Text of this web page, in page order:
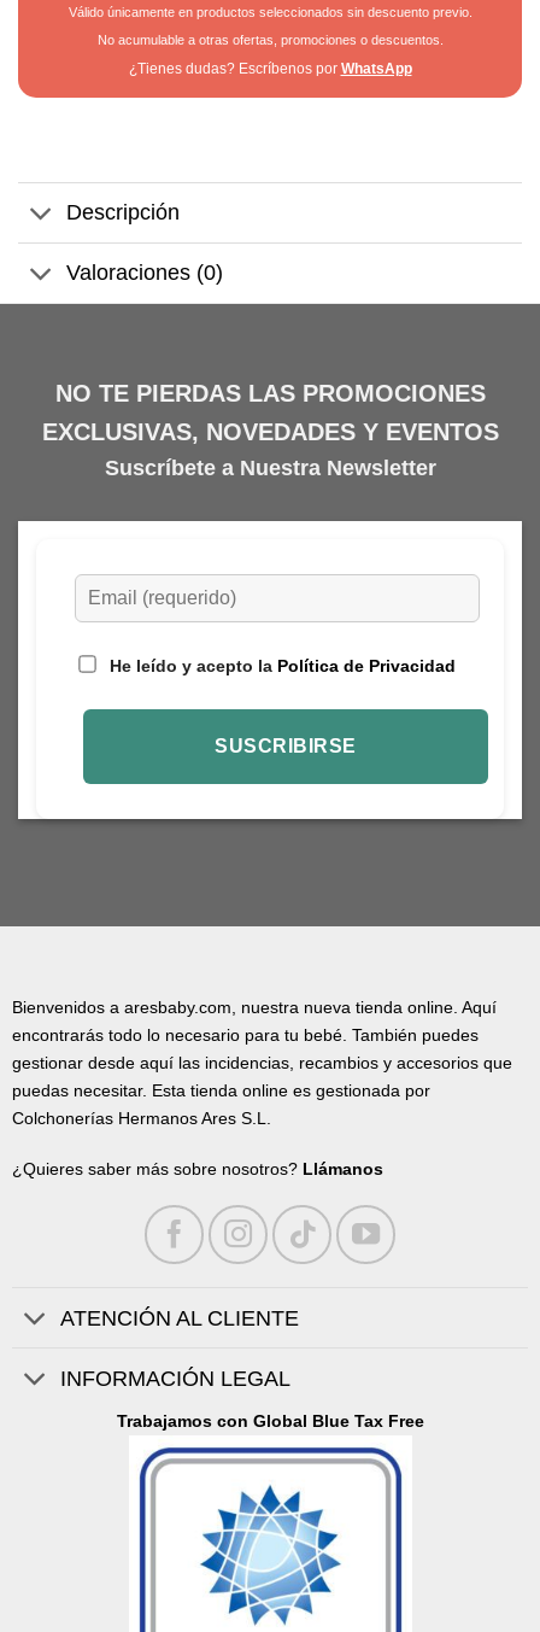
Válido únicamente en productos seleccionados sin descuento previo.
No acumulable a otras ofertas, promociones o descuentos.
¿Tienes dudas? Escríbenos por WhatsApp
Descripción
Valoraciones (0)
NO TE PIERDAS LAS PROMOCIONES
EXCLUSIVAS, NOVEDADES Y EVENTOS
Suscríbete a Nuestra Newsletter
He leído y acepto la Política de Privacidad
Bienvenidos a aresbaby.com, nuestra nueva tienda online. Aquí
encontrarás todo lo necesario para tu bebé. También puedes
gestionar desde aquí las incidencias, recambios y accesorios que
puedas necesitar. Esta tienda online es gestionada por
Colchonerías Hermanos Ares S.L.
¿Quieres saber más sobre nosotros? Llámanos
ATENCIÓN AL CLIENTE
INFORMACIÓN LEGAL
Trabajamos con Global Blue Tax Free